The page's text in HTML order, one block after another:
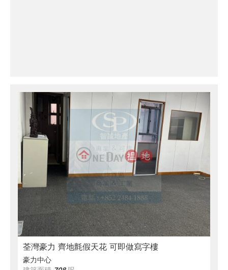
荃灣豪力 齊地氈假天花 可即做寫字樓
豪力中心